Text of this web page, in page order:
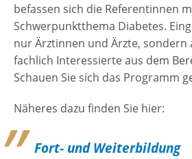
befassen sich die Referentinnen
Schwerpunktthema Diabetes.
nur Ärztinnen und Ärzte, sondern
fachlich Interessierte aus dem
Schauen Sie sich das Programm
Näheres dazu finden Sie hier:
Fort- und Weiterbildung